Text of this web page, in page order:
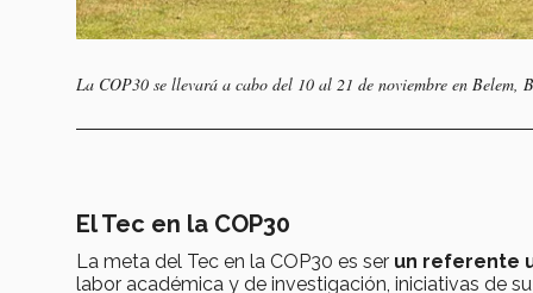
La COP30 se llevará a cabo del 10 al 21 de noviembre en Belem,
El Tec en la COP30
La meta del Tec en la COP30 es ser un referente
labor académica y de investigación, iniciativas de